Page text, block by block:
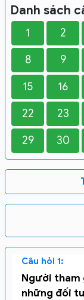
Danh sách
1 2
8 9
15 16
22 23
29 30
Câu hỏi 1:
Người tham
những đối